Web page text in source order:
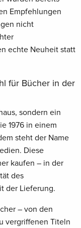
Empfehlungen
nicht
echte Neuheit statt
für Bücher in der
sondern ein
1976 in einem
steht der Name
Diese
kaufen – in der
des
der Lieferung.
– von den
vergriffenen Titeln